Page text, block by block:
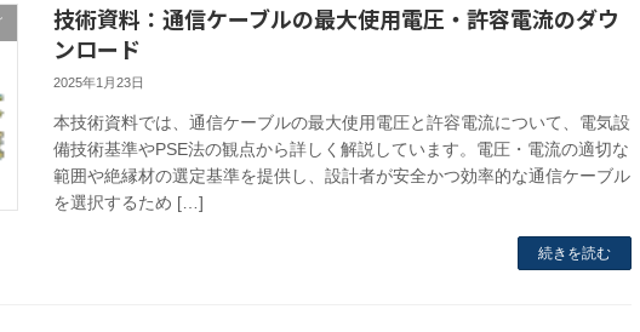
技術資料：通信ケーブルの最大使用電圧・許容電流のダウ
ンロード
2025年1月23日
本技術資料では、通信ケーブルの最大使用電圧と許容電流について、電気設
備技術基準やPSE法の観点から詳しく解説しています。電圧・電流の適切な
範囲や絶縁材の選定基準を提供し、設計者が安全かつ効率的な通信ケーブル
を選択するため […]
続きを読む